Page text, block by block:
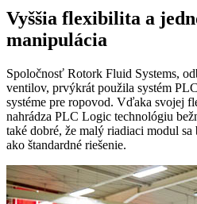
Vyššia flexibilita a
manipulácia
Spoločnosť Rotork Fluid Systems,
ventilov, prvýkrát použila systém
systéme pre ropovod. Vďaka svojej
nahrádza PLC Logic technológiu
také dobré, že malý riadiaci modul
ako štandardné riešenie.